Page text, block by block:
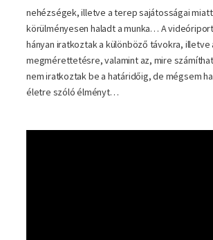
nehézségek, illetve a terep sajátosságai
körülményesen haladt a munka… A
hányan iratkoztak a különböző távokra, illetve
megmérettetésre, valamint az, mire
nem iratkoztak be a határidőig, de mégsem
életre szóló élményt…